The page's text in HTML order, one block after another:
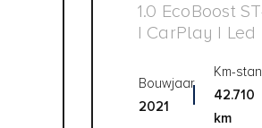
1.0 EcoBoost
| CarPlay | Led
Bouwjaar
2021
Km-
42.710
km